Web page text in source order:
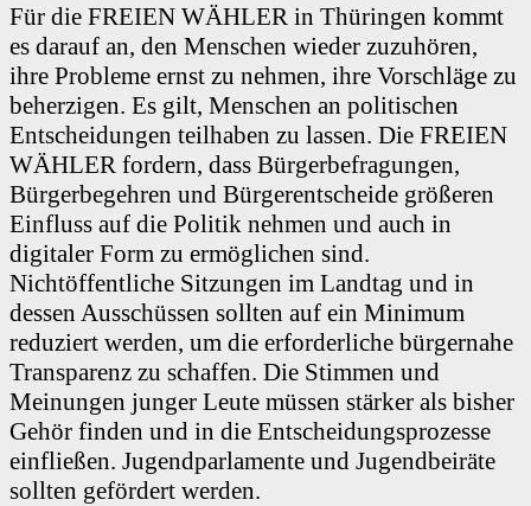
Für die FREIEN WÄHLER in Thüringen kommt
es darauf an, den Menschen wieder zuzuhören,
ihre Probleme ernst zu nehmen, ihre Vorschläge zu
beherzigen. Es gilt, Menschen an politischen
Entscheidungen teilhaben zu lassen. Die FREIEN
WÄHLER fordern, dass Bürgerbefragungen,
Bürgerbegehren und Bürgerentscheide größeren
Einfluss auf die Politik nehmen und auch in
digitaler Form zu ermöglichen sind.
Nichtöffentliche Sitzungen im Landtag und in
dessen Ausschüssen sollten auf ein Minimum
reduziert werden, um die erforderliche bürgernahe
Transparenz zu schaffen. Die Stimmen und
Meinungen junger Leute müssen stärker als bisher
Gehör finden und in die Entscheidungsprozesse
einfließen. Jugendparlamente und Jugendbeiräte
sollten gefördert werden.